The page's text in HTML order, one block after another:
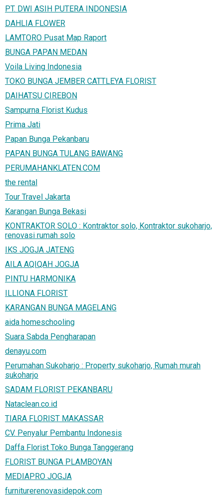
PT. DWI ASIH PUTERA INDONESIA
DAHLIA FLOWER
LAMTORO Pusat Map Raport
BUNGA PAPAN MEDAN
Voila Living Indonesia
TOKO BUNGA JEMBER CATTLEYA FLORIST
DAIHATSU CIREBON
Sampurna Florist Kudus
Prima Jati
Papan Bunga Pekanbaru
PAPAN BUNGA TULANG BAWANG
PERUMAHANKLATEN.COM
the rental
Tour Travel Jakarta
Karangan Bunga Bekasi
KONTRAKTOR SOLO : Kontraktor solo, Kontraktor sukoharjo,
renovasi rumah solo
IKS JOGJA JATENG
AILA AQIQAH JOGJA
PINTU HARMONIKA
ILLIONA FLORIST
KARANGAN BUNGA MAGELANG
aida homeschooling
Suara Sabda Pengharapan
denayu.com
Perumahan Sukoharjo : Property sukoharjo, Rumah murah
sukoharjo
SADAM FLORIST PEKANBARU
Nataclean.co.id
TIARA FLORIST MAKASSAR
CV. Penyalur Pembantu Indonesis
Daffa Florist Toko Bunga Tanggerang
FLORIST BUNGA PLAMBOYAN
MEDIAPRO JOGJA
furniturerenovasidepok.com